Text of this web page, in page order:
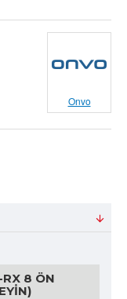
Onvo
8 ÖN